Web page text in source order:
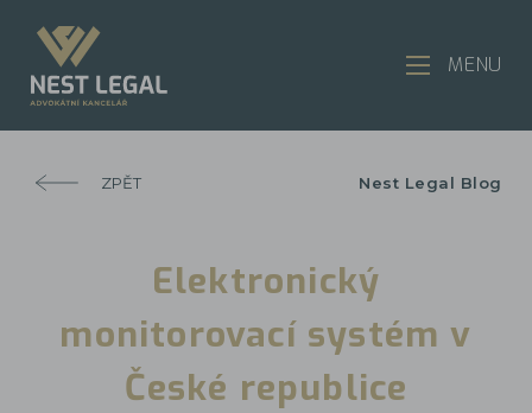
ZPĚT Nest Legal Blog
Elektronický
monitorovací systém v
České republice
MENU